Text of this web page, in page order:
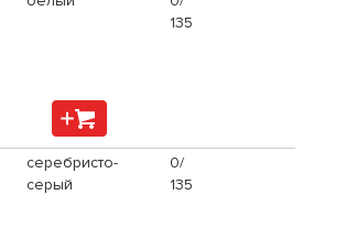
135
серебристо-
серый
0/
135